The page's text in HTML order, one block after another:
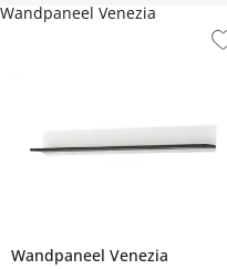
Wandpaneel Venezia
Wandpaneel Venezia